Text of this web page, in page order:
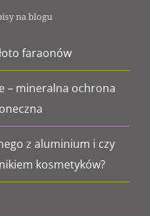
na blogu
faraonów
– mineralna ochrona
z aluminium i czy
kosmetyków?